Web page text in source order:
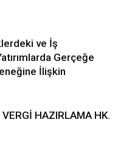
ve İş
Gerçeğe
İlişkin
HAZIRLAMA HK.